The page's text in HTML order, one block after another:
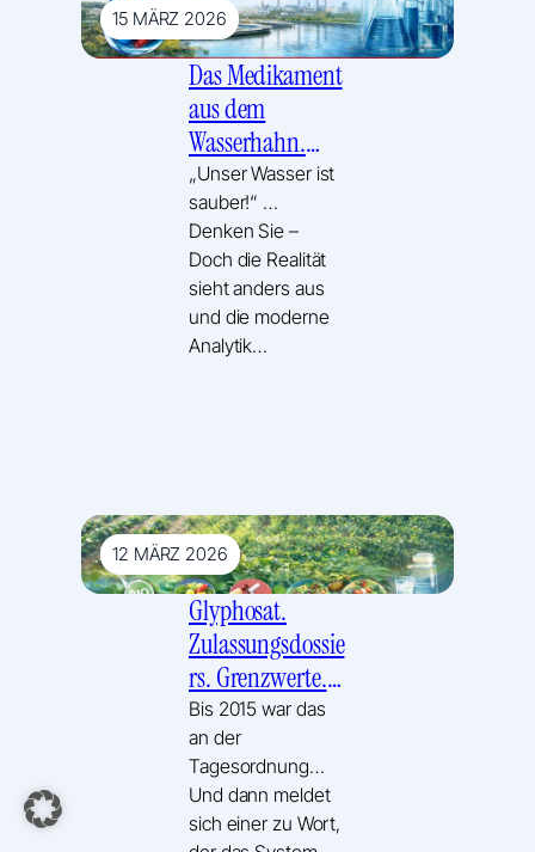
15 MÄRZ 2026
Das Medikament
aus dem
Wasserhahn.
Kaum jemand
weiß darum…
„Unser Wasser ist
sauber!“ …
Denken Sie –
Doch die Realität
sieht anders aus
und die moderne
Analytik…
12 MÄRZ 2026
Glyphosat.
Zulassungsdossie
rs. Grenzwerte.
Und immer
wieder
durchgewunken
…
Bis 2015 war das
an der
Tagesordnung…
Und dann meldet
sich einer zu Wort,